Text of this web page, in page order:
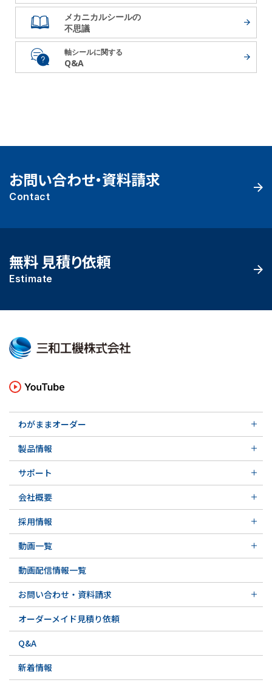
メカニカルシールの
不思議
軸シールに関する
Q&A
お問い合わせ・資料請求
Contact
無料 見積り依頼
Estimate
わがままオーダー
メカニカルシール
実例ご紹介
その他の導入事例
軸受け付きシールユニット
実例ご紹介
その他の導入事例
製品情報
汎用形メカニカルシール
特殊用途用メカニカルシール
メカニカルシールの不思議
サポート
サポート トップ
実例ご紹介
会社概要
会社概要 トップ
会社沿革
関連会社
採用情報
採用情報 トップ
先輩の声
募集要項&FAQ
動画一覧
動画一覧 トップ
初級講座
専門用語の解説
動画配信情報一覧
お問い合わせ・資料請求
お問い合わせ・資料請求 トップ
お問い合わせ例一覧
オーダーメイド見積り依頼
Q&A
新着情報